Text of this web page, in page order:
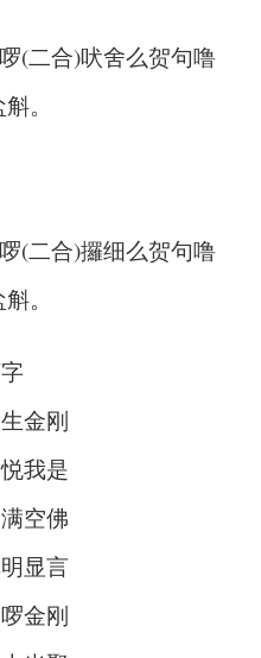
(二合)吠舍么贺句噜
。
(二合)攞细么贺句噜
。
金刚
我是
空佛
显言
金刚